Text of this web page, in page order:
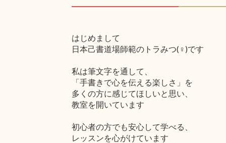
はじめまして
日本己書道場師範のトラみつ(♀)です
私は筆文字を通して、
「手書きで心を伝える楽しさ」を
多くの方に感じてほしいと思い、
教室を開いています
初心者の方でも安心して学べる、
レッスンを心がけています